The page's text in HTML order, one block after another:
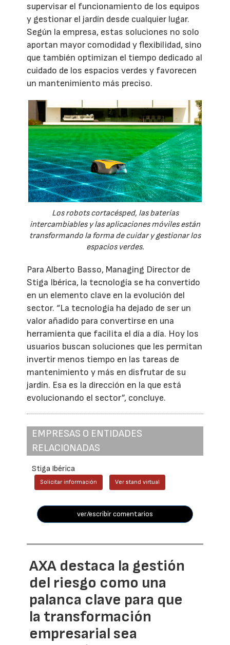
supervisar el funcionamiento de los equipos
y gestionar el jardín desde cualquier lugar.
Según la empresa, estas soluciones no solo
aportan mayor comodidad y flexibilidad, sino
que también optimizan el tiempo dedicado al
cuidado de los espacios verdes y favorecen
un mantenimiento más preciso.
Los robots cortacésped, las baterías
intercambiables y las aplicaciones móviles están
transformando la forma de cuidar y gestionar los
espacios verdes.
Para Alberto Basso, Managing Director de
Stiga Ibérica, la tecnología se ha convertido
en un elemento clave en la evolución del
sector. “La tecnología ha dejado de ser un
valor añadido para convertirse en una
herramienta que facilita el día a día. Hoy los
usuarios buscan soluciones que les permitan
invertir menos tiempo en las tareas de
mantenimiento y más en disfrutar de su
jardín. Esa es la dirección en la que está
evolucionando el sector”, concluye.
EMPRESAS O ENTIDADES
RELACIONADAS
Stiga Ibérica
Solicitar información Ver stand virtual
ver/escribir comentarios
AXA destaca la gestión
del riesgo como una
palanca clave para que
la transformación
empresarial sea